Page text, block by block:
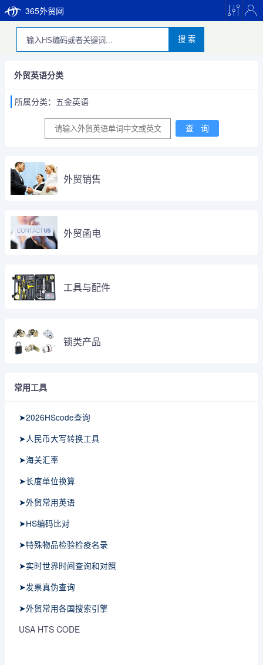
365外贸网
搜 索
外贸英语分类
所属分类：五金英语
外贸销售
外贸函电
工具与配件
锁类产品
常用工具
➤2026HScode查询
➤人民币大写转换工具
➤海关汇率
➤长度单位换算
➤外贸常用英语
➤HS编码比对
➤特殊物品检验检疫名录
➤实时世界时间查询和对照
➤发票真伪查询
➤外贸常用各国搜索引擎
USA HTS CODE